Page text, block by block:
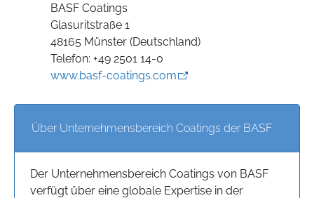
BASF Coatings
Glasuritstraße 1
48165 Münster (Deutschland)
Telefon: +49 2501 14-0
www.basf-coatings.com
Über Unternehmensbereich Coatings der BASF
Der Unternehmensbereich Coatings von BASF
verfügt über eine globale Expertise in der